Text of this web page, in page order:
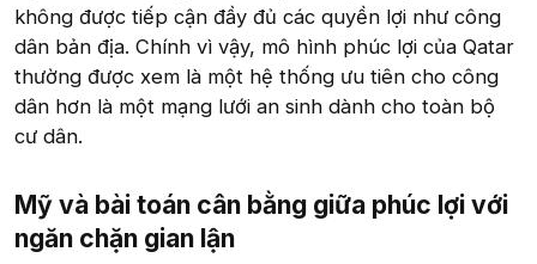
không được tiếp cận đầy đủ các quyền lợi như công
dân bản địa. Chính vì vậy, mô hình phúc lợi của Qatar
thường được xem là một hệ thống ưu tiên cho công
dân hơn là một mạng lưới an sinh dành cho toàn bộ
cư dân.
Mỹ và bài toán cân bằng giữa phúc lợi với
ngăn chặn gian lận